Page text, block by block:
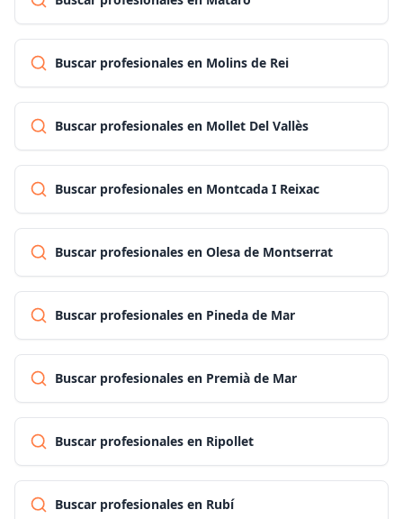
Buscar profesionales en Molins de Rei
Buscar profesionales en Mollet Del Vallès
Buscar profesionales en Montcada I Reixac
Buscar profesionales en Olesa de Montserrat
Buscar profesionales en Pineda de Mar
Buscar profesionales en Premià de Mar
Buscar profesionales en Ripollet
Buscar profesionales en Rubí